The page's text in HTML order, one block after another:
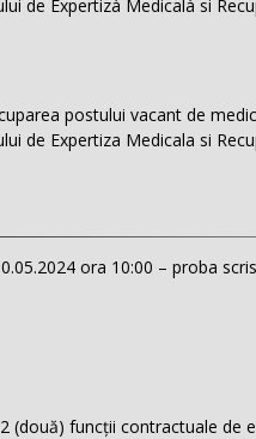
de Expertizà Medicalà si
postului vacant de medic
de Expertiza Medicala si
ora 10:00 – proba
(două) funcții contractuale de